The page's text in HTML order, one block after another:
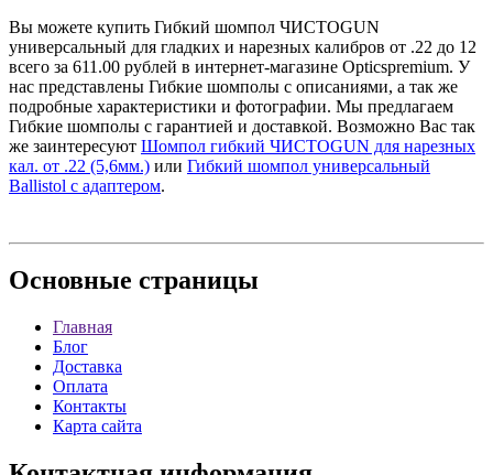
Вы можете купить Гибкий шомпол ЧИСТОGUN
универсальный для гладких и нарезных калибров от .22 до 12
всего за 611.00 рублей в интернет-магазине Opticspremium. У
нас представлены Гибкие шомполы с описаниями, а так же
подробные характеристики и фотографии. Мы предлагаем
Гибкие шомполы с гарантией и доставкой. Возможно Вас так
же заинтересуют Шомпол гибкий ЧИСТОGUN для нарезных
кал. от .22 (5,6мм.) или Гибкий шомпол универсальный
Ballistol с адаптером.
Основные страницы
Главная
Блог
Доставка
Оплата
Контакты
Карта сайта